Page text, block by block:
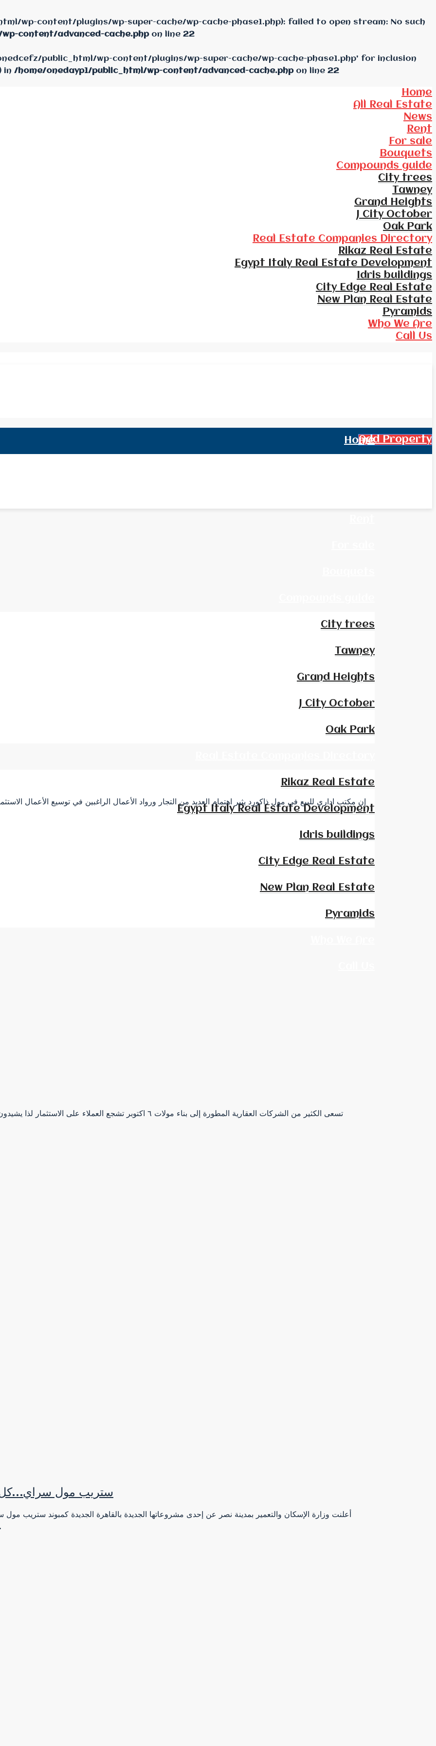
wp-content/plugins/wp-super-cache/wp-cache-phase1.php): failed to open stream: No such
content/advanced-cache.phpon line 22
public_html/wp-content/plugins/wp-super-cache/wp-cache-phase1.php' for inclusion
in /home/onedayp1/public_html/wp-content/advanced-cache.phpon line 22
Home
All Real Estate
News
Rent
For sale
Bouquets
Compounds guide
City trees
Tawney
Grand Heights
J City October
Oak Park
Real Estate Companies Directory
Rikaz Real Estate
Egypt Italy Real Estate Development
Idris buildings
City Edge Real Estate
New Plan Real Estate
Pyramids
Who We Are
Call Us
Add Property
Home
City trees
Tawney
Grand Heights
J City October
Oak Park
Rikaz Real Estate
Egypt Italy Real Estate Development
Idris buildings
City Edge Real Estate
New Plan Real Estate
Pyramids
إن مكتب اداري للبيع في مول ذاكورد يثير اهتمام العديد من التجار ورواد الأعمال الراغبين في توسيع الأعمال
تسعى الكثير من الشركات العقارية المطورة إلى بناء مولات ٦ اكتوبر
ستريب مول سراي…كل
أعلنت وزارة الإسكان والتعمير بمدينة نصر عن إحدى مشروعاتها الجديدة بالقاهرة الجديدة كمبوند ستريب